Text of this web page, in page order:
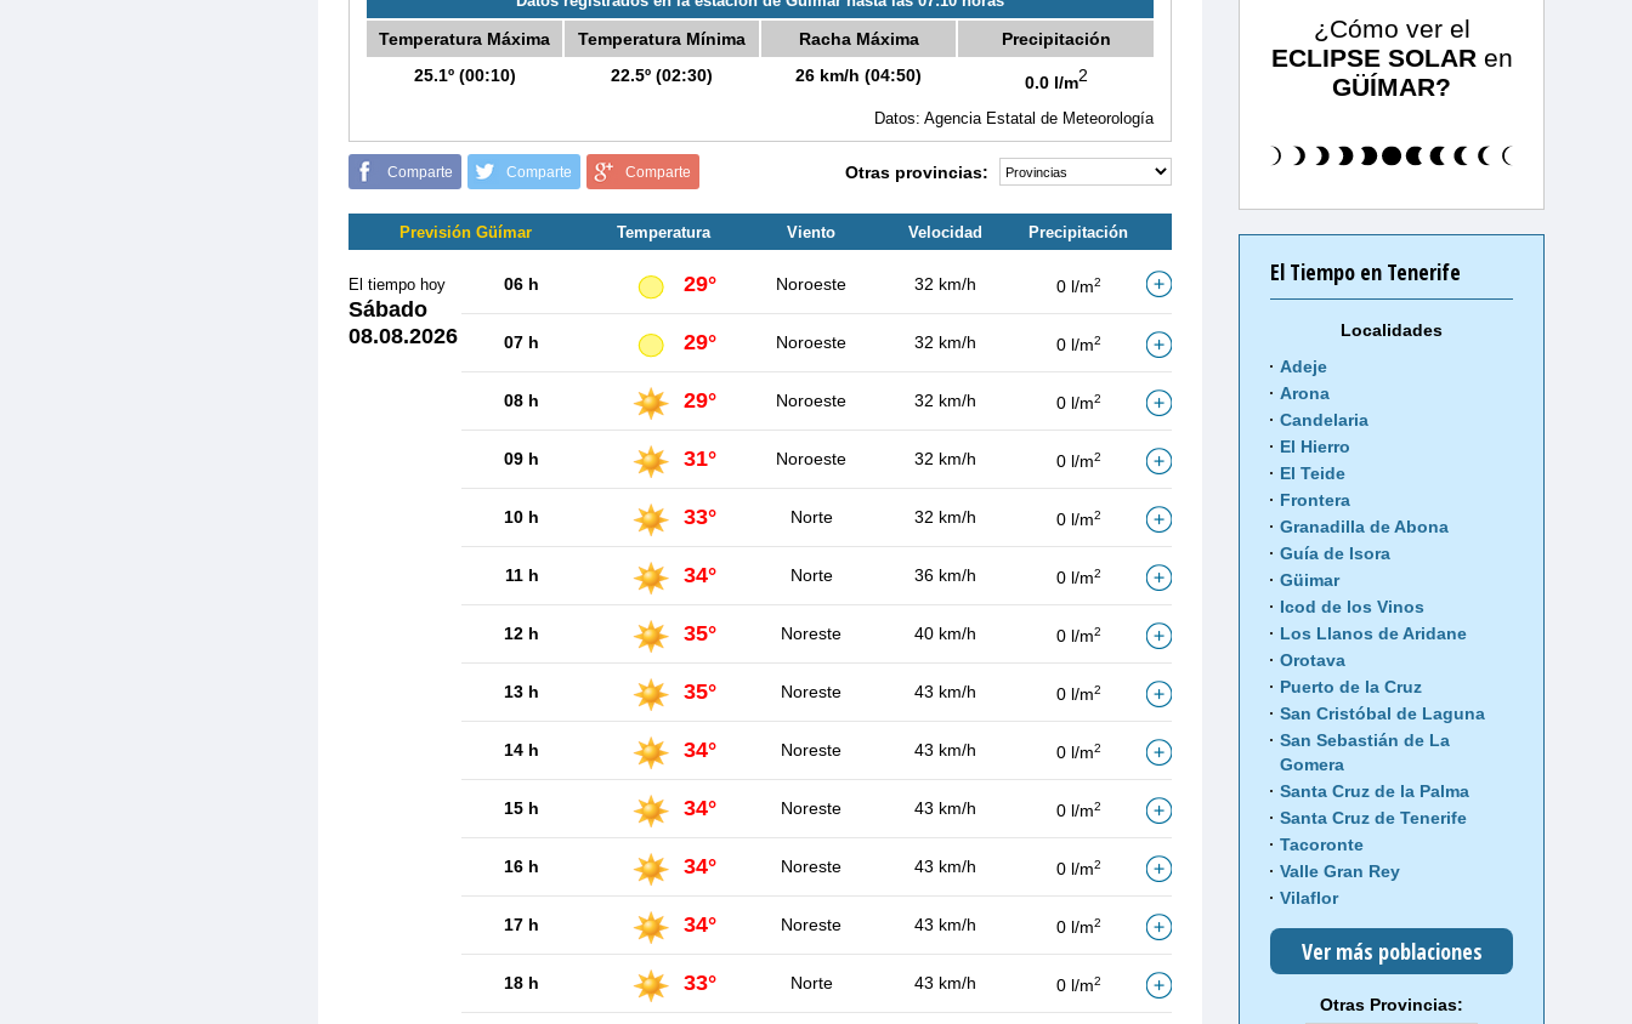
Temperatura Máxima
25.1º (00:10)
Temperatura Mínima
22.5º (02:30)
Racha Máxima
26 km/h (04:50)
Precipitación
0.0 l/m2
Datos: Agencia Estatal de Meteorología
Comparte Comparte Comparte Otras provincias:
Previsión Güímar Temperatura Viento Velocidad Precipitación
El tiempo hoy
Sábado
08.08.2026
06 h 29° Noroeste 32 km/h 0 l/m2
07 h 29° Noroeste 32 km/h 0 l/m2
08 h 29° Noroeste 32 km/h 0 l/m2
09 h 31° Noroeste 32 km/h 0 l/m2
10 h 33° Norte 32 km/h 0 l/m2
11 h 34° Norte 36 km/h 0 l/m2
12 h 35° Noreste 40 km/h 0 l/m2
13 h 35° Noreste 43 km/h 0 l/m2
14 h 34° Noreste 43 km/h 0 l/m2
15 h 34° Noreste 43 km/h 0 l/m2
16 h 34° Noreste 43 km/h 0 l/m2
17 h 34° Noreste 43 km/h 0 l/m2
18 h 33° Norte 43 km/h 0 l/m2
¿Cómo ver el
ECLIPSE SOLAR en
GÜÍMAR?
El Tiempo en Tenerife
Localidades
Adeje
Arona
Candelaria
El Hierro
El Teide
Frontera
Granadilla de Abona
Guía de Isora
Güimar
Icod de los Vinos
Los Llanos de Aridane
Orotava
Puerto de la Cruz
San Cristóbal de Laguna
San Sebastián de La
Gomera
Santa Cruz de la Palma
Santa Cruz de Tenerife
Tacoronte
Valle Gran Rey
Vilaflor
Ver más poblaciones
Otras Provincias: